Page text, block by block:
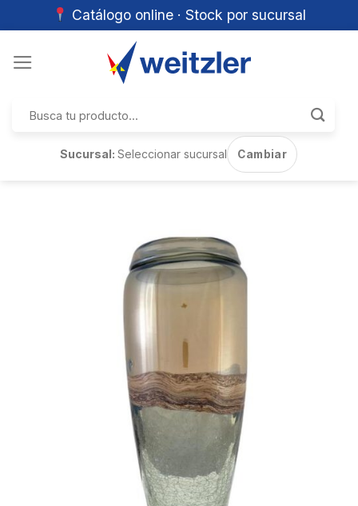
Catálogo online · Stock por sucursal
por:
Sucursal:Seleccionar sucursal Cambiar